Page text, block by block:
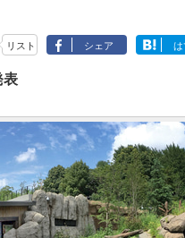
リスト シェア は
表